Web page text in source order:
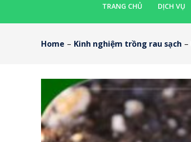
TRANG CHỦ DỊCH VỤ
Home – Kinh nghiệm trồng rau sạch –